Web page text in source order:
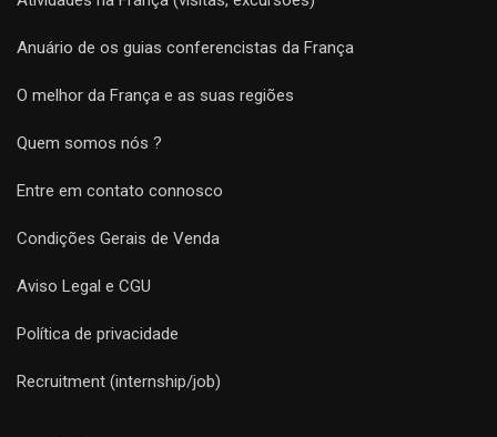
Anuário de os guias conferencistas da França
O melhor da França e as suas regiões
Quem somos nós ?
Entre em contato connosco
Condições Gerais de Venda
Aviso Legal e CGU
Política de privacidade
Recruitment (internship/job)